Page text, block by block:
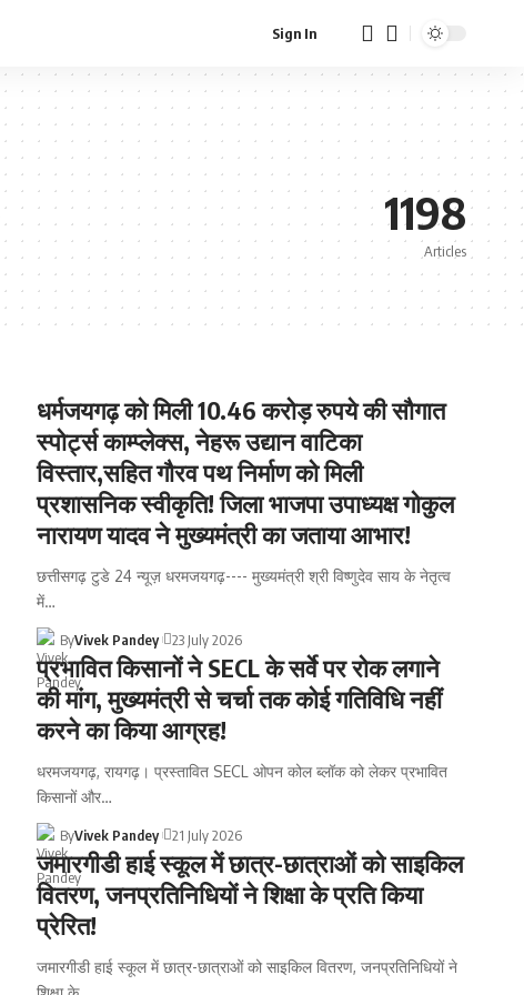
Sign In
1198
Articles
धर्मजयगढ़ को मिली 10.46 करोड़ रुपये की सौगात
स्पोर्ट्स काम्प्लेक्स, नेहरू उद्यान वाटिका
विस्तार,सहित गौरव पथ निर्माण को मिली
प्रशासनिक स्वीकृति! जिला भाजपा उपाध्यक्ष गोकुल
नारायण यादव ने मुख्यमंत्री का जताया आभार!
छत्तीसगढ़ टुडे 24 न्यूज़ धरमजयगढ़---- मुख्यमंत्री श्री विष्णुदेव साय के नेतृत्व
में…
ByVivek Pandey 23 July 2026
प्रभावित किसानों ने SECL के सर्वे पर रोक लगाने
की मांग, मुख्यमंत्री से चर्चा तक कोई गतिविधि नहीं
करने का किया आग्रह!
धरमजयगढ़, रायगढ़। प्रस्तावित SECL ओपन कोल ब्लॉक को लेकर प्रभावित
किसानों और…
ByVivek Pandey 21 July 2026
जमारगीडी हाई स्कूल में छात्र-छात्राओं को साइकिल
वितरण, जनप्रतिनिधियों ने शिक्षा के प्रति किया
प्रेरित!
जमारगीडी हाई स्कूल में छात्र-छात्राओं को साइकिल वितरण, जनप्रतिनिधियों ने